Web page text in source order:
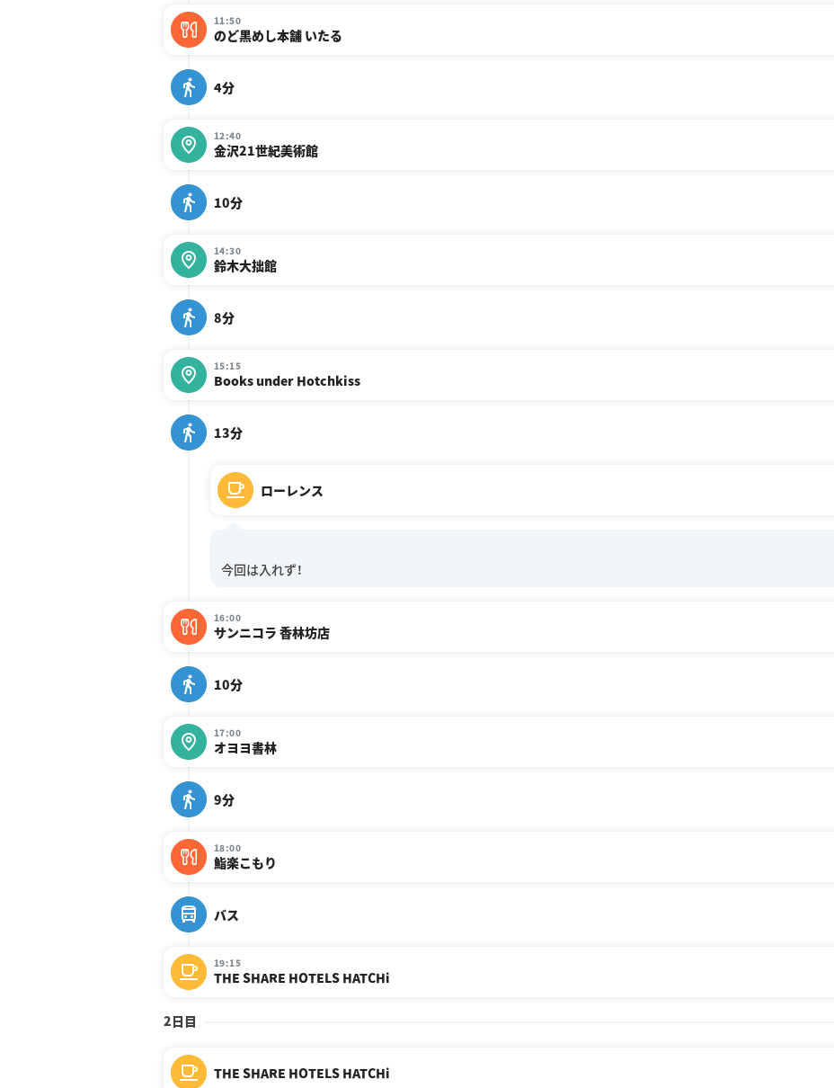
11:50
のど黒めし本舗 いたる
4分
12:40
金沢21世紀美術館
10分
14:30
鈴木大拙館
8分
15:15
Books under Hotchkiss
13分
ローレンス
16:00
サンニコラ 香林坊店
10分
17:00
オヨヨ書林
9分
18:00
鮨楽こもり
バス
19:15
THE SHARE HOTELS HATCHi
2日目
THE SHARE HOTELS HATCHi